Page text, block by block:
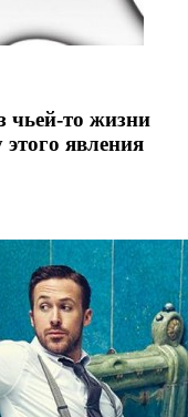
чьей‑то жизни
явления